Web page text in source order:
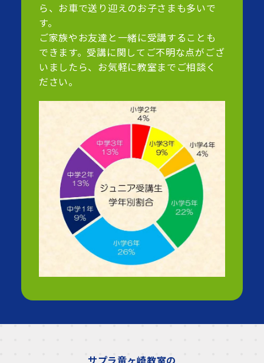
ら、お車で送り迎えのお子さまも多いで
す。
ご家族やお友達と一緒に受講することも
できます。受講に関してご不明な点がござ
いましたら、お気軽に教室までご相談く
ださい。
サプラ竜ヶ崎教室の